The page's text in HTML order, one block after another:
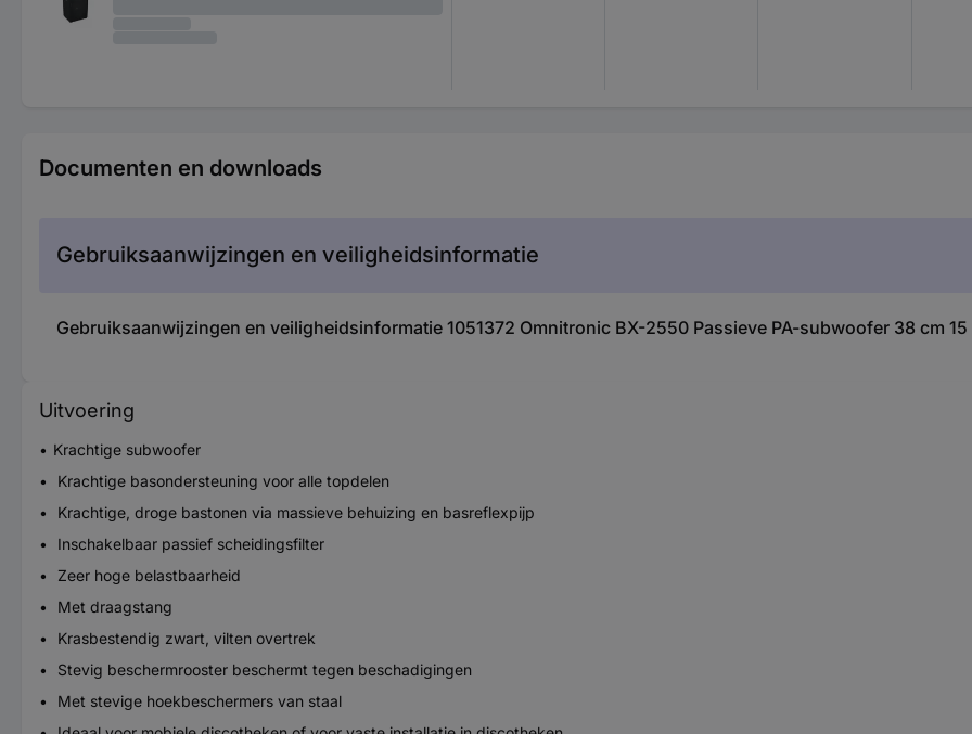
Documenten en downloads
Gebruiksaanwijzingen en veiligheidsinformatie
Gebruiksaanwijzingen en veiligheidsinformatie 1051372 Omnitronic BX-2550 Passieve PA-subwoofer 38 cm
Uitvoering
Krachtige subwoofer
Krachtige basondersteuning voor alle topdelen
Krachtige, droge bastonen via massieve behuizing en basreflexpijp
Inschakelbaar passief scheidingsfilter
Zeer hoge belastbaarheid
Met draagstang
Krasbestendig zwart, vilten overtrek
Stevig beschermrooster beschermt tegen beschadigingen
Met stevige hoekbeschermers van staal